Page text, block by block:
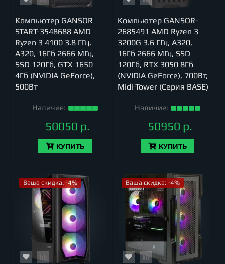
Компьютер GANSOR
START-3548688 AMD
Ryzen 3 4100 3.8 ГГц,
A320, 16Гб 2666 МГц,
SSD 120Гб, GTX 1650
4Гб (NVIDIA GeForce),
500Вт
Наличие:
50050 р.
КУПИТЬ
Компьютер GANSOR-
2685491 AMD Ryzen 3
3200G 3.6 ГГц, A320,
16Гб 2666 МГц, SSD
120Гб, RTX 3050 8Гб
(NVIDIA GeForce), 700Вт,
Midi-Tower (Серия BASE)
Наличие:
50950 р.
КУПИТЬ
Ваша скидка: -4% Ваша скидка: -4%